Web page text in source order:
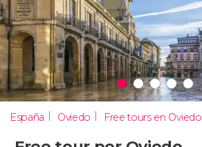
España Oviedo Free tours en Oviedo